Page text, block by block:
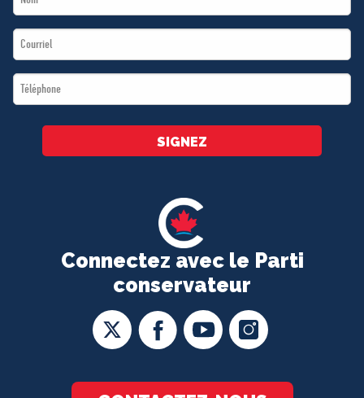
Connectez avec le Parti
conservateur
Name
Email
*
Téléphone
*
SIGNEZ